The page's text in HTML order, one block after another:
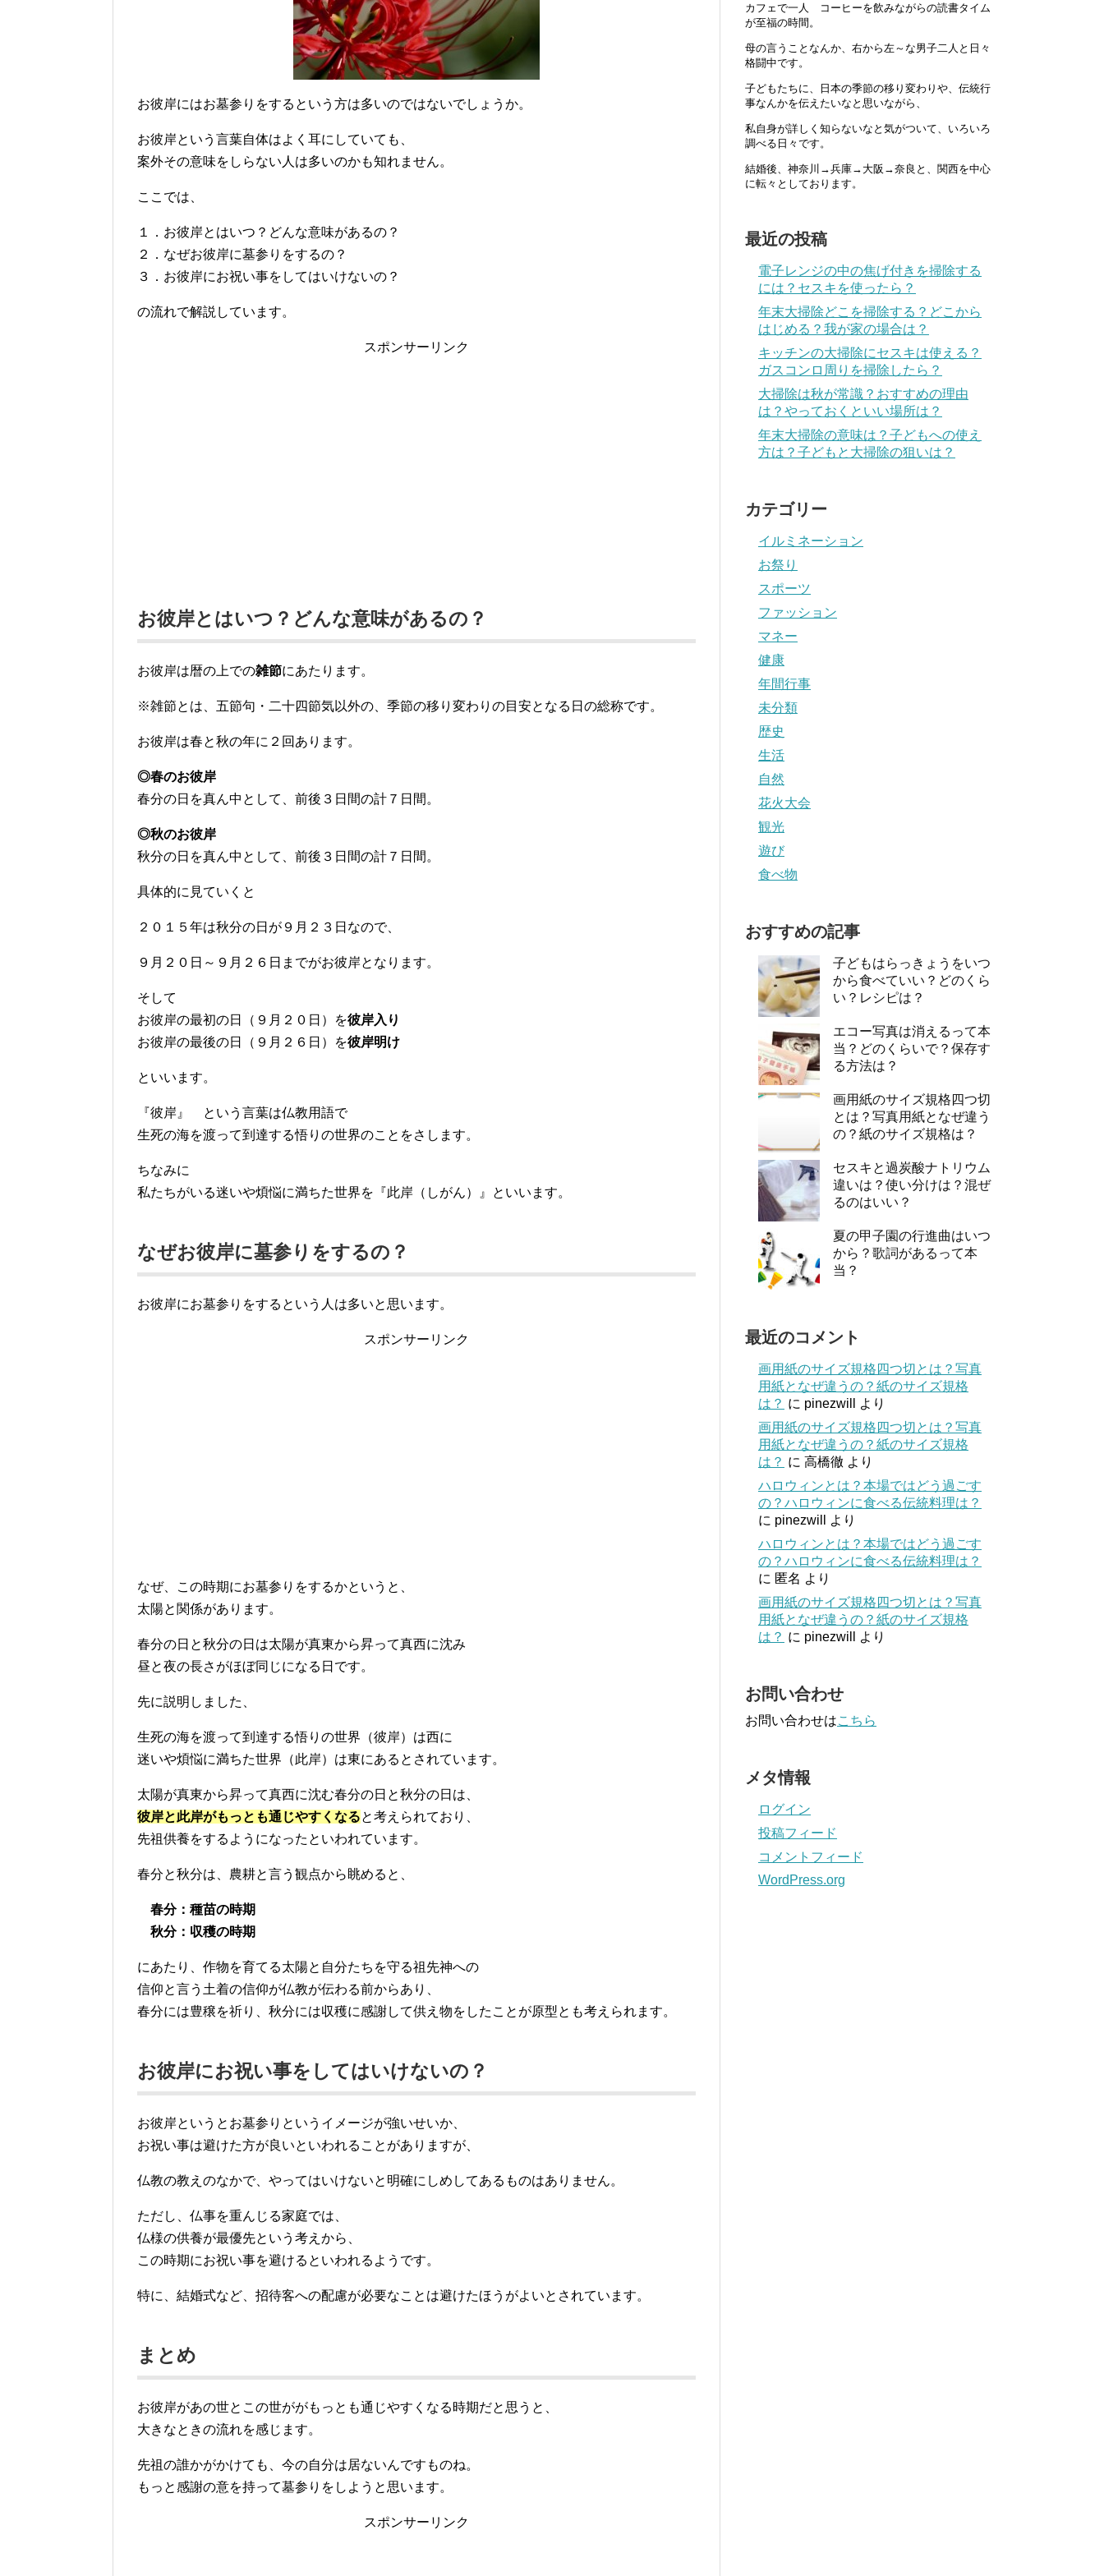
お彼岸にはお墓参りをするという方は多いのではないでしょうか。
お彼岸という言葉自体はよく耳にしていても、
案外その意味をしらない人は多いのかも知れません。
ここでは、
１．お彼岸とはいつ？どんな意味があるの？
２．なぜお彼岸に墓参りをするの？
３．お彼岸にお祝い事をしてはいけないの？
の流れで解説しています。
スポンサーリンク
お彼岸とはいつ？どんな意味があるの？
お彼岸は暦の上での雑節にあたります。
※雑節とは、五節句・二十四節気以外の、季節の移り変わりの目安となる日の総称です。
お彼岸は春と秋の年に２回あります。
◎春のお彼岸
春分の日を真ん中として、前後３日間の計７日間。
◎秋のお彼岸
秋分の日を真ん中として、前後３日間の計７日間。
具体的に見ていくと
２０１５年は秋分の日が９月２３日なので、
９月２０日～９月２６日までがお彼岸となります。
そして
お彼岸の最初の日（９月２０日）を彼岸入り
お彼岸の最後の日（９月２６日）を彼岸明け
といいます。
『彼岸』 という言葉は仏教用語で
生死の海を渡って到達する悟りの世界のことをさします。
ちなみに
私たちがいる迷いや煩悩に満ちた世界を『此岸（しがん）』といいます。
なぜお彼岸に墓参りをするの？
お彼岸にお墓参りをするという人は多いと思います。
スポンサーリンク
なぜ、この時期にお墓参りをするかというと、
太陽と関係があります。
春分の日と秋分の日は太陽が真東から昇って真西に沈み
昼と夜の長さがほぼ同じになる日です。
先に説明しました、
生死の海を渡って到達する悟りの世界（彼岸）は西に
迷いや煩悩に満ちた世界（此岸）は東にあるとされています。
太陽が真東から昇って真西に沈む春分の日と秋分の日は、
彼岸と此岸がもっとも通じやすくなると考えられており、
先祖供養をするようになったといわれています。
春分と秋分は、農耕と言う観点から眺めると、
春分：種苗の時期
秋分：収穫の時期
にあたり、作物を育てる太陽と自分たちを守る祖先神への
信仰と言う土着の信仰が仏教が伝わる前からあり、
春分には豊穣を祈り、秋分には収穫に感謝して供え物をしたことが原型とも考えられます。
お彼岸にお祝い事をしてはいけないの？
お彼岸というとお墓参りというイメージが強いせいか、
お祝い事は避けた方が良いといわれることがありますが、
仏教の教えのなかで、やってはいけないと明確にしめしてあるものはありません。
ただし、仏事を重んじる家庭では、
仏様の供養が最優先という考えから、
この時期にお祝い事を避けるといわれるようです。
特に、結婚式など、招待客への配慮が必要なことは避けたほうがよいとされています。
まとめ
お彼岸があの世とこの世ががもっとも通じやすくなる時期だと思うと、
大きなときの流れを感じます。
先祖の誰かがかけても、今の自分は居ないんですものね。
もっと感謝の意を持って墓参りをしようと思います。
スポンサーリンク
カフェで一人 コーヒーを飲みながらの読書タイム
が至福の時間。
母の言うことなんか、右から左～な男子二人と日々
格闘中です。
子どもたちに、日本の季節の移り変わりや、伝統行
事なんかを伝えたいなと思いながら、
私自身が詳しく知らないなと気がついて、いろいろ
調べる日々です。
結婚後、神奈川→兵庫→大阪→奈良と、関西を中心
に転々としております。
最近の投稿
電子レンジの中の焦げ付きを掃除する
には？セスキを使ったら？
年末大掃除どこを掃除する？どこから
はじめる？我が家の場合は？
キッチンの大掃除にセスキは使える？
ガスコンロ周りを掃除したら？
大掃除は秋が常識？おすすめの理由
は？やっておくといい場所は？
年末大掃除の意味は？子どもへの使え
方は？子どもと大掃除の狙いは？
カテゴリー
イルミネーション
お祭り
スポーツ
ファッション
マネー
健康
年間行事
未分類
歴史
生活
自然
花火大会
観光
遊び
食べ物
おすすめの記事
子どもはらっきょうをいつ
から食べていい？どのくら
い？レシピは？
エコー写真は消えるって本
当？どのくらいで？保存す
る方法は？
画用紙のサイズ規格四つ切
とは？写真用紙となぜ違う
の？紙のサイズ規格は？
セスキと過炭酸ナトリウム
違いは？使い分けは？混ぜ
るのはいい？
夏の甲子園の行進曲はいつ
から？歌詞があるって本
当？
最近のコメント
画用紙のサイズ規格四つ切とは？写真
用紙となぜ違うの？紙のサイズ規格
は？ に pinezwill
より
画用紙のサイズ規格四つ切とは？写真
用紙となぜ違うの？紙のサイズ規格
は？ に 高橋徹 より
ハロウィンとは？本場ではどう過ごす
の？ハロウィンに食べる伝統料理は？
に pinezwill
より
ハロウィンとは？本場ではどう過ごす
の？ハロウィンに食べる伝統料理は？
に 匿名 より
画用紙のサイズ規格四つ切とは？写真
用紙となぜ違うの？紙のサイズ規格
は？ に pinezwill より
お問い合わせ
お問い合わせはこちら
メタ情報
ログイン
投稿フィード
コメントフィード
WordPress.org